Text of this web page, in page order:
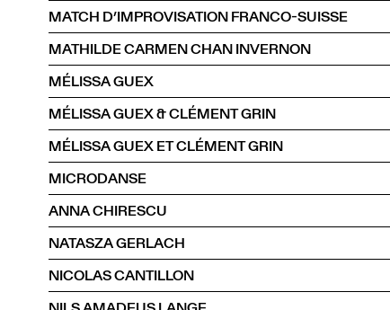
MATCH D’IMPROVISATION FRANCO-SUISSE
MATHILDE CARMEN CHAN INVERNON
MÉLISSA GUEX
MÉLISSA GUEX & CLÉMENT GRIN
MÉLISSA GUEX ET CLÉMENT GRIN
MICRODANSE
ANNA CHIRESCU
NATASZA GERLACH
NICOLAS CANTILLON